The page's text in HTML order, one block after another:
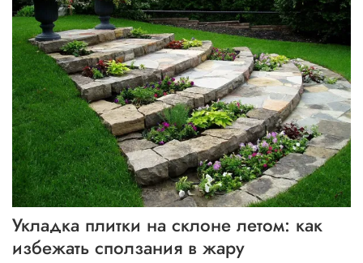
Укладка плитки на склоне летом: как
избежать сползания в жару